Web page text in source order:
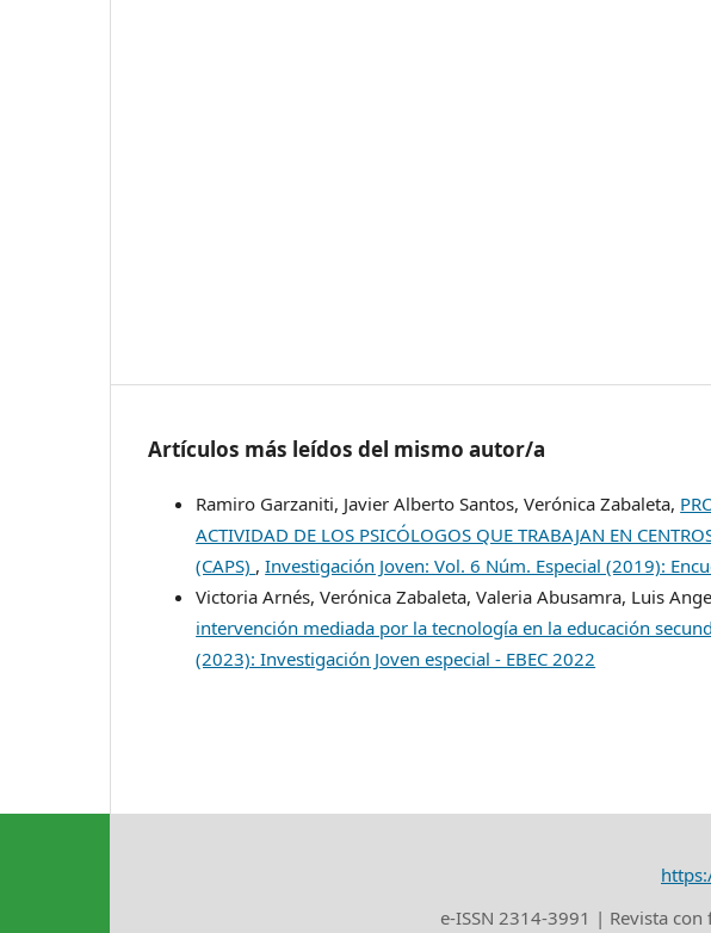
Artículos más leídos del mismo autor/a
Ramiro Garzaniti, Javier Alberto Santos, Verónica Zabaleta,
ACTIVIDAD DE LOS PSICÓLOGOS QUE TRABAJAN EN
(CAPS) ,Investigación Joven: Vol. 6 Núm. Especial (2019):
Victoria Arnés, Verónica Zabaleta, Valeria Abusamra, Luis
intervención mediada por la tecnología en la educación
(2023): Investigación Joven especial - EBEC 2022
e-ISSN 2314-3991 | Revista